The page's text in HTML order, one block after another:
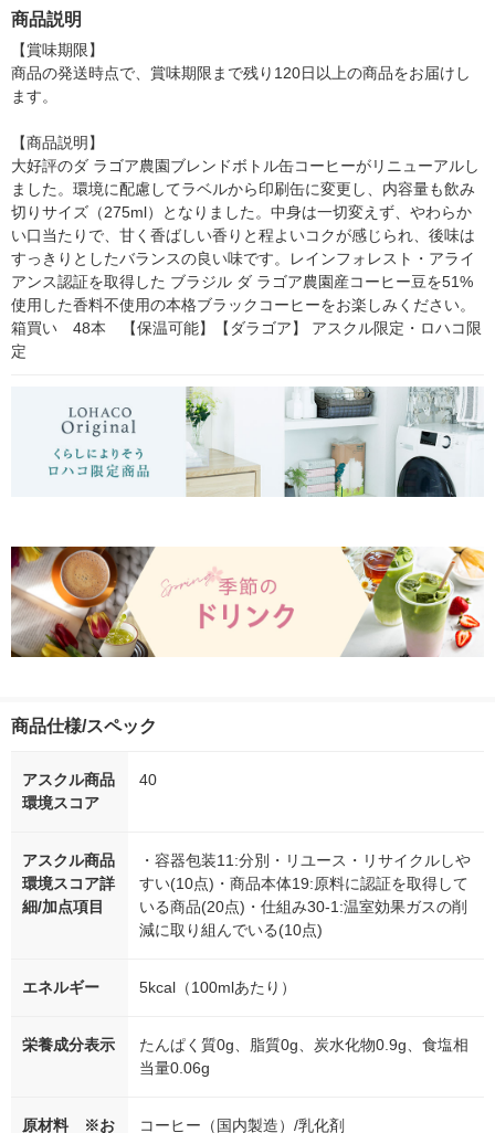
商品説明
【賞味期限】
商品の発送時点で、賞味期限まで残り120日以上の商品をお届けし
ます。
【商品説明】
大好評のダ ラゴア農園ブレンドボトル缶コーヒーがリニューアルし
ました。環境に配慮してラベルから印刷缶に変更し、内容量も飲み
切りサイズ（275ml）となりました。中身は一切変えず、やわらか
い口当たりで、甘く香ばしい香りと程よいコクが感じられ、後味は
すっきりとしたバランスの良い味です。レインフォレスト・アライ
アンス認証を取得した ブラジル ダ ラゴア農園産コーヒー豆を51%
使用した香料不使用の本格ブラックコーヒーをお楽しみください。
箱買い　48本　【保温可能】【ダラゴア】 アスクル限定・ロハコ限
定
商品仕様/スペック
アスクル商品
環境スコア
40
アスクル商品
環境スコア詳
細/加点項目
・容器包装11:分別・リユース・リサイクルしや
すい(10点)・商品本体19:原料に認証を取得して
いる商品(20点)・仕組み30-1:温室効果ガスの削
減に取り組んでいる(10点)
エネルギー 5kcal（100mlあたり）
栄養成分表示
たんぱく質0g、脂質0g、炭水化物0.9g、食塩相
当量0.06g
原材料 ※お コーヒー（国内製造）/乳化剤